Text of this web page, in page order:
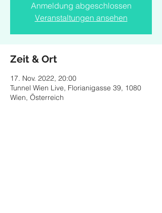
Anmeldung abgeschlossen
Veranstaltungen ansehen
Zeit & Ort
17. Nov. 2022, 20:00
Tunnel Wien Live, Florianigasse 39, 1080
Wien, Österreich